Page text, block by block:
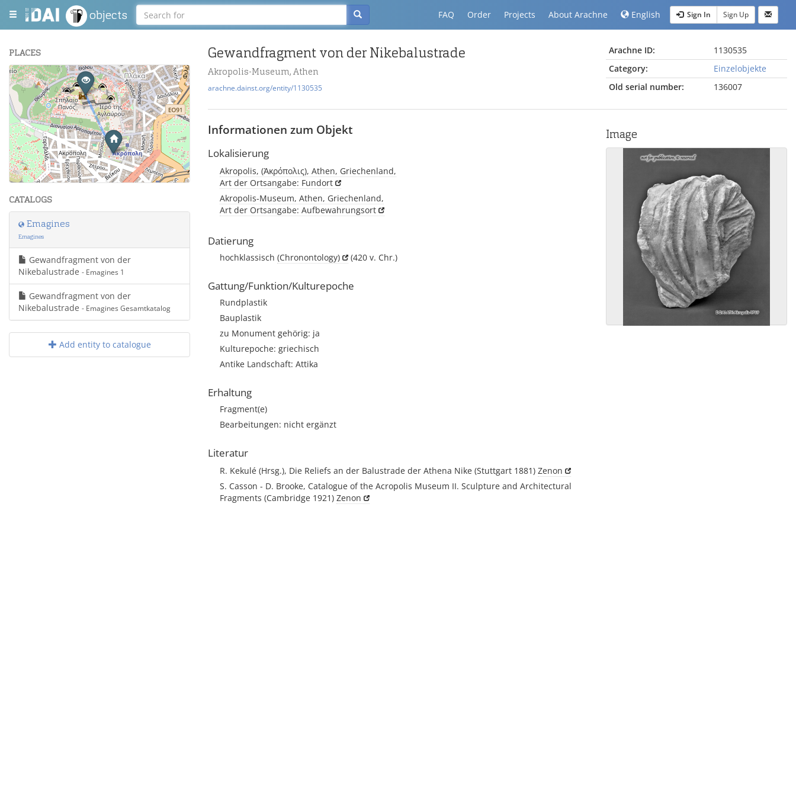
objects FAQ Order Projects About Arachne English Sign In Sign Up
PLACES
+
Leaflet| Maps and Data ©OpenStreetMap.
CATALOGS
Emagines
Emagines
Gewandfragment von der
Nikebalustrade - Emagines 1
Gewandfragment von der
Nikebalustrade - Emagines Gesamtkatalog
Add entity to catalogue
Gewandfragment von der Nikebalustrade
Akropolis-Museum, Athen
arachne.dainst.org/entity/1130535
Arachne ID:
1130535
Category:
Einzelobjekte
Old serial number:
136007
Informationen zum Objekt
Lokalisierung
Akropolis, (Ἀκρόπολις), Athen, Griechenland,
Art der Ortsangabe: Fundort
Akropolis-Museum, Athen, Griechenland,
Art der Ortsangabe: Aufbewahrungsort
Datierung
hochklassisch (Chronontology) (420 v. Chr.)
Gattung/Funktion/Kulturepoche
Rundplastik
Bauplastik
zu Monument gehörig: ja
Kulturepoche: griechisch
Antike Landschaft: Attika
Erhaltung
Fragment(e)
Bearbeitungen: nicht ergänzt
Literatur
R. Kekulé (Hrsg.), Die Reliefs an der Balustrade der Athena Nike (Stuttgart 1881) Zenon
S. Casson - D. Brooke, Catalogue of the Acropolis Museum II. Sculpture and Architectural
Fragments (Cambridge 1921) Zenon
Image